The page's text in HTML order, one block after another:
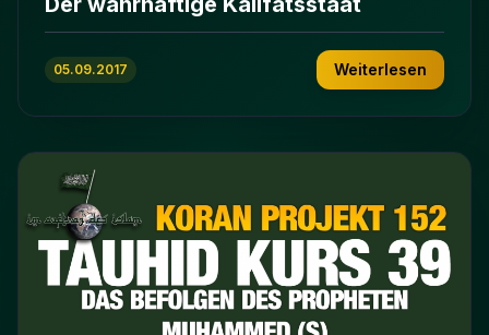
05.09.2017 Weiterlesen